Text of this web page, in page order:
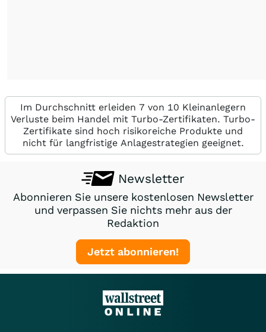
Im Durchschnitt erleiden 7 von 10 Kleinanlegern
Verluste beim Handel mit Turbo-Zertifikaten. Turbo-
Zertifikate sind hoch risikoreiche Produkte und
nicht für langfristige Anlagestrategien geeignet.
Newsletter
Abonnieren Sie unsere kostenlosen Newsletter
und verpassen Sie nichts mehr aus der
Redaktion
Jetzt abonnieren!